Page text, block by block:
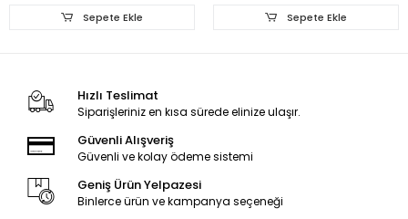
Sepete Ekle Sepete Ekle
Hızlı Teslimat
Siparişleriniz en kısa sürede elinize ulaşır.
Güvenli Alışveriş
Güvenli ve kolay ödeme sistemi
Geniş Ürün Yelpazesi
Binlerce ürün ve kampanya seçeneği